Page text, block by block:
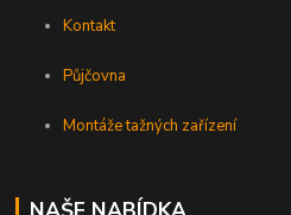
Kontakt
Půjčovna
Montáže tažných zařízení